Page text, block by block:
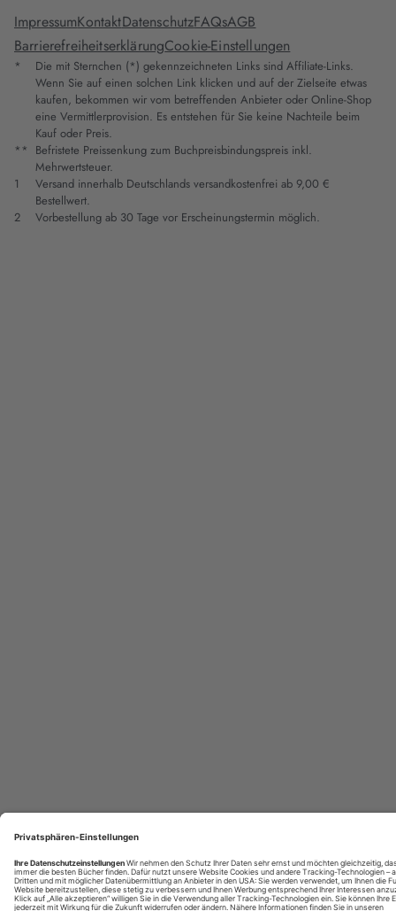
ImpressumKontaktDatenschutzFAQsAGB
BarrierefreiheitserklärungCookie-Einstellungen
*
Die mit Sternchen (*) gekennzeichneten Links sind Affiliate-Links.
Wenn Sie auf einen solchen Link klicken und auf der Zielseite etwas
kaufen, bekommen wir vom betreffenden Anbieter oder Online-Shop
eine Vermittlerprovision. Es entstehen für Sie keine Nachteile beim
Kauf oder Preis.
** Befristete Preissenkung zum Buchpreisbindungspreis inkl.
Mehrwertsteuer.
1
Versand innerhalb Deutschlands versandkostenfrei ab 9,00 €
Bestellwert.
2
Vorbestellung ab 30 Tage vor Erscheinungstermin möglich.